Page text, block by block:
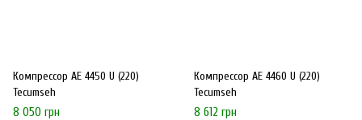
Компрессор AE 4450 U (220)
Tecumseh
8 050 грн
Компрессор AE 4460 U (220)
Tecumseh
8 612 грн